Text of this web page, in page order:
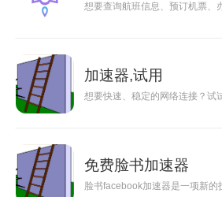
想要查询航班信息、预订机票、
加速器,试用
想要快速、稳定的网络连接？试
免费脸书加速器
脸书facebook加速器是一项新